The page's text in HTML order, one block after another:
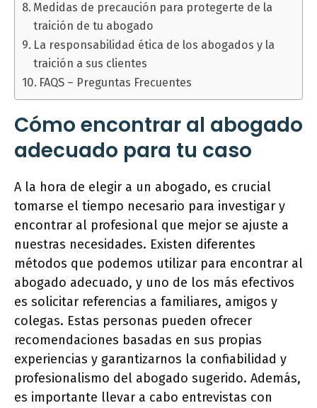
Medidas de precaución para protegerte de la
traición de tu abogado
La responsabilidad ética de los abogados y la
traición a sus clientes
FAQS – Preguntas Frecuentes
Cómo encontrar al abogado
adecuado para tu caso
A la hora de elegir a un abogado, es crucial
tomarse el tiempo necesario para investigar y
encontrar al profesional que mejor se ajuste a
nuestras necesidades. Existen diferentes
métodos que podemos utilizar para encontrar al
abogado adecuado, y uno de los más efectivos
es solicitar referencias a familiares, amigos y
colegas. Estas personas pueden ofrecer
recomendaciones basadas en sus propias
experiencias y garantizarnos la confiabilidad y
profesionalismo del abogado sugerido. Además,
es importante llevar a cabo entrevistas con